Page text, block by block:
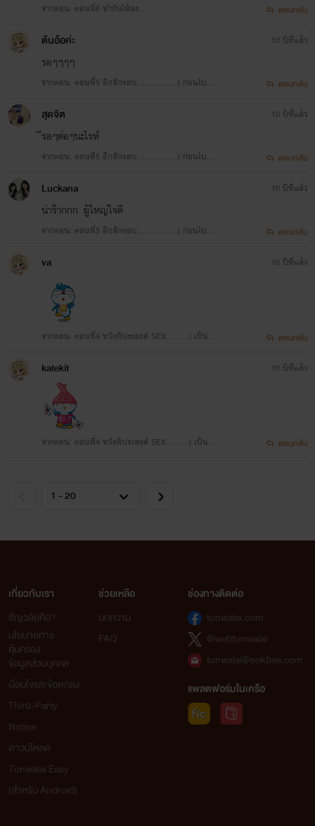
จากตอน: ตอนที่6 ทำกันได้ลง
ตอบกลับ
ต้นอ้อค่ะ
รอๆๆๆๆ
จากตอน: ตอนที่5 อีกสักรอบ…………….( ก่อนไปทำ
10 ปีที่แล้ว
ตอบกลับ
สุดจิต​
ีรอๆต่อๆนะไรท์
จากตอน: ตอนที่5 อีกสักรอบ…………….( ก่อนไปทำ
10 ปีที่แล้ว
ตอบกลับ
Luckana
น่าร๊ากกก ผู้ใหญ่ใจดี
จากตอน: ตอนที่5 อีกสักรอบ…………….( ก่อนไปทำ
10 ปีที่แล้ว
ตอบกลับ
va
จากตอน: ตอนที่4 หวังดีประสงค์ SEX………( เป็นเมี
10 ปีที่แล้ว
ตอบกลับ
katekit
จากตอน: ตอนที่4 หวังดีประสงค์ SEX………( เป็นเมี
10 ปีที่แล้ว
ตอบกลับ
เกี่ยวกับเรา
ธัญวลัยคือ?
นโยบายการ
คุ้มครอง
ข้อมูลส่วนบุคคล
เงื่อนไขและข้อตกลง
Third-Party
Notice
ดาวน์โหลด
Tunwalai Easy
(สำหรับ Android)
ช่วยเหลือ
บทความ
FAQ
ช่องทางติดต่อ
tunwalai.com
@webtunwalai
tunwalai@ookbee.com
แพลตฟอร์มในเครือ